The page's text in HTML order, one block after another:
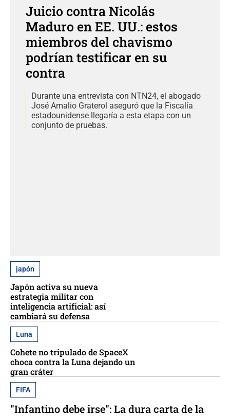
Juicio contra Nicolás
Maduro en EE. UU.: estos
miembros del chavismo
podrían testificar en su
contra
Durante una entrevista con NTN24, el abogado
José Amalio Graterol aseguró que la Fiscalía
estadounidense llegaría a esta etapa con un
conjunto de pruebas.
japón
Japón activa su nueva
estrategia militar con
inteligencia artificial: así
cambiará su defensa
Luna
Cohete no tripulado de SpaceX
choca contra la Luna dejando un
gran cráter
FIFA
"Infantino debe irse": La dura carta de la